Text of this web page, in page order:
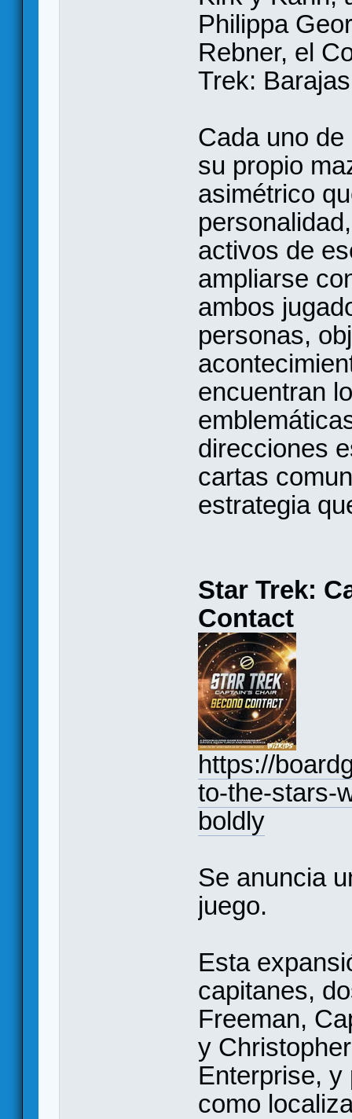
Philippa
Rebner, el
Trek:
Cada uno
su propio
asimétrico
activos de
ampliarse
ambos
personas,
encuentran
direcciones
cartas
estrategia
Star Trek:
Contact
https://
to-the-stars-
boldly
Se anuncia
juego.
Esta
capitanes,
Freeman,
y
Enterprise, y
como